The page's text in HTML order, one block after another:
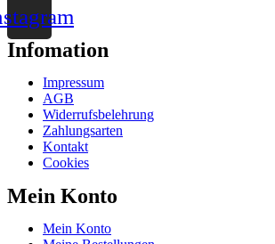
Infomation
Impressum
AGB
Widerrufsbelehrung
Zahlungsarten
Kontakt
Cookies
Mein Konto
Mein Konto